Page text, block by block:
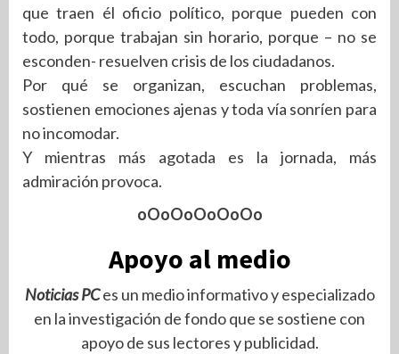
que traen él oficio político, porque pueden con
todo, porque trabajan sin horario, porque – no se
esconden- resuelven crisis de los ciudadanos.
Por qué se organizan, escuchan problemas,
sostienen emociones ajenas y toda vía sonríen para
no incomodar.
Y mientras más agotada es la jornada, más
admiración provoca.
oOoOoOoOoOo
Apoyo al medio
Noticias PCes un medio informativo y especializado
en la investigación de fondo que se sostiene con
apoyo de sus lectores y publicidad.